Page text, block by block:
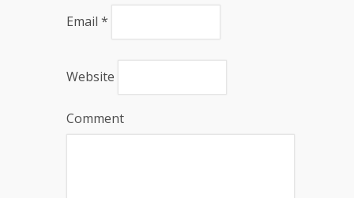
Email *
Website
Comment